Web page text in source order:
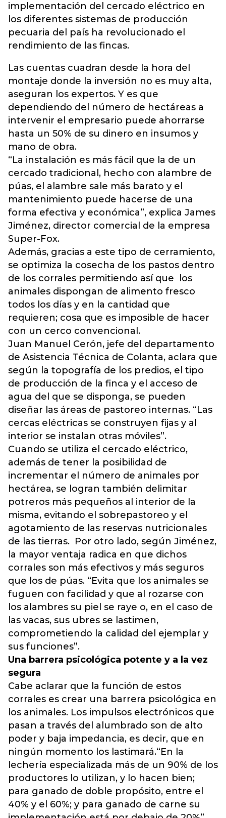
implementación del cercado eléctrico en
los diferentes sistemas de producción
pecuaria del país ha revolucionado el
rendimiento de las fincas.
Las cuentas cuadran desde la hora del
montaje donde la inversión no es muy alta,
aseguran los expertos. Y es que
dependiendo del número de hectáreas a
intervenir el empresario puede ahorrarse
hasta un 50% de su dinero en insumos y
mano de obra.
“La instalación es más fácil que la de un
cercado tradicional, hecho con alambre de
púas, el alambre sale más barato y el
mantenimiento puede hacerse de una
forma efectiva y económica”, explica James
Jiménez, director comercial de la empresa
Super-Fox.
Además, gracias a este tipo de cerramiento,
se optimiza la cosecha de los pastos dentro
de los corrales permitiendo así que los
animales dispongan de alimento fresco
todos los días y en la cantidad que
requieren; cosa que es imposible de hacer
con un cerco convencional.
Juan Manuel Cerón, jefe del departamento
de Asistencia Técnica de Colanta, aclara que
según la topografía de los predios, el tipo
de producción de la finca y el acceso de
agua del que se disponga, se pueden
diseñar las áreas de pastoreo internas. “Las
cercas eléctricas se construyen fijas y al
interior se instalan otras móviles”.
Cuando se utiliza el cercado eléctrico,
además de tener la posibilidad de
incrementar el número de animales por
hectárea, se logran también delimitar
potreros más pequeños al interior de la
misma, evitando el sobrepastoreo y el
agotamiento de las reservas nutricionales
de las tierras. Por otro lado, según Jiménez,
la mayor ventaja radica en que dichos
corrales son más efectivos y más seguros
que los de púas. “Evita que los animales se
fuguen con facilidad y que al rozarse con
los alambres su piel se raye o, en el caso de
las vacas, sus ubres se lastimen,
comprometiendo la calidad del ejemplar y
sus funciones”.
Una barrera psicológica potente y a la vez
segura
Cabe aclarar que la función de estos
corrales es crear una barrera psicológica en
los animales. Los impulsos electrónicos que
pasan a través del alumbrado son de alto
poder y baja impedancia, es decir, que en
ningún momento los lastimará.“En la
lechería especializada más de un 90% de los
productores lo utilizan, y lo hacen bien;
para ganado de doble propósito, entre el
40% y el 60%; y para ganado de carne su